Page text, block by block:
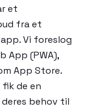
et
fra et
Vi foreslog
App (PWA),
App Store.
fik de en
behov til